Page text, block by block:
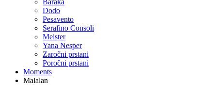
Baraka
Dodo
Pesavento
Serafino Consoli
Meister
Yana Nesper
Zaročni prstani
Poročni prstani
Moments
Malalan